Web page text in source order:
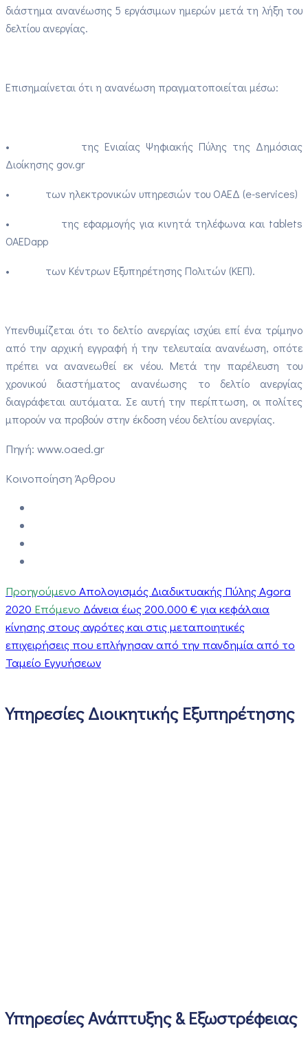
διάστημα ανανέωσης 5 εργάσιμων ημερών μετά τη λήξη του
δελτίου ανεργίας.
Επισημαίνεται ότι η ανανέωση πραγματοποιείται μέσω:
• της Ενιαίας Ψηφιακής Πύλης της Δημόσιας
Διοίκησης gov.gr
• των ηλεκτρονικών υπηρεσιών του ΟΑΕΔ (e-services)
• της εφαρμογής για κινητά τηλέφωνα και tablets
OAEDapp
• των Κέντρων Εξυπηρέτησης Πολιτών (ΚΕΠ).
Υπενθυμίζεται ότι το δελτίο ανεργίας ισχύει επί ένα τρίμηνο
από την αρχική εγγραφή ή την τελευταία ανανέωση, οπότε
πρέπει να ανανεωθεί εκ νέου. Μετά την παρέλευση του
χρονικού διαστήματος ανανέωσης το δελτίο ανεργίας
διαγράφεται αυτόματα. Σε αυτή την περίπτωση, οι πολίτες
μπορούν να προβούν στην έκδοση νέου δελτίου ανεργίας.
Πηγή: www.oaed.gr
Κοινοποίηση Άρθρου
Προηγούμενο Απολογισμός Διαδικτυακής Πύλης Αgora
2020 Επόμενο Δάνεια έως 200.000 € για κεφάλαια
κίνησης στους αγρότες και στις μεταποιητικές
επιχειρήσεις που επλήγησαν από την πανδημία από το
Ταμείο Εγγυήσεων
Υπηρεσίες Διοικητικής Εξυπηρέτησης
Υπηρεσίες Ανάπτυξης & Εξωστρέφειας